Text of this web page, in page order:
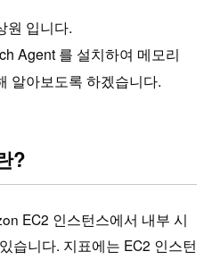
원 입니다.
Agent 를 설치하여 메모리
알아보도록 하겠습니다.
?
EC2 인스턴스에서 내부 시
습니다. 지표에는 EC2 인스턴